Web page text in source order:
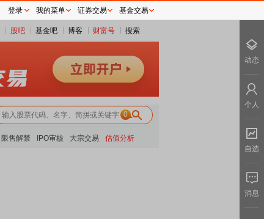
股吧 基金吧 博客 财富号 搜索
0
限售解禁 IPO审核 大宗交易 估值分析
登录 我的菜单 证券交易 基金交易
动态
个人
自选
消息